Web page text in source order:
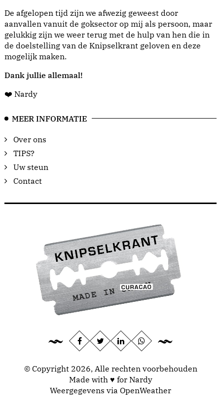
De afgelopen tijd zijn we afwezig geweest door
aanvallen vanuit de goksector op mij als persoon, maar
gelukkig zijn we weer terug met de hulp van hen die in
de doelstelling van de Knipselkrant geloven en deze
mogelijk maken.
Dank jullie allemaal!
❤️ Nardy
MEER INFORMATIE
Over ons
TIPS?
Uw steun
Contact
© Copyright 2026, Alle rechten voorbehouden
Made with ♥ for Nardy
Weergegevens via OpenWeather